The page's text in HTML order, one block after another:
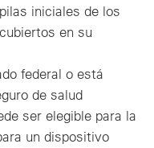
iniciales de los
en su
federal o está
de salud
ser elegible para la
un dispositivo